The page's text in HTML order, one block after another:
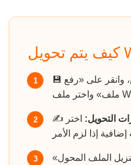
1 💾 وانقر على «رفع
2 ✍️ التحويل: اختر HTML كتنسيق
3
الملف المحول»